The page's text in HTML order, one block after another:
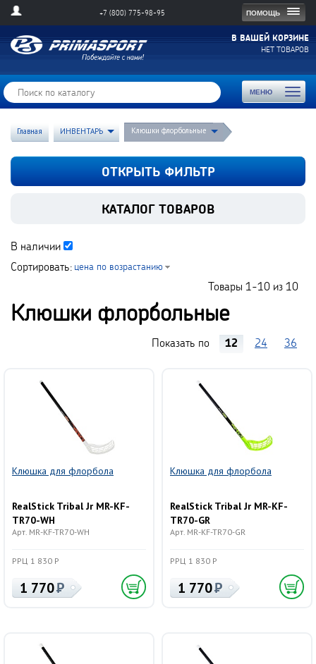
ПОМОЩЬ
+7 (800) 775-98-95
В ВАШЕЙ КОРЗИНЕ
НЕТ ТОВАРОВ
МЕНЮ
Toggle
Главная ИНВЕНТАРЬ Клюшки флорбольные
ОТКРЫТЬ ФИЛЬТР
КАТАЛОГ ТОВАРОВ
В наличии
Сортировать: цена по возрастанию
Товары 1-10 из 10
Клюшки флорбольные
Показать по 12 24 36
Клюшка для флорбола
RealStick Tribal Jr MR-KF-
TR70-WH
Арт. MR-KF-TR70-WH
РРЦ 1 830 Р
1 770
Клюшка для флорбола
RealStick Tribal Jr MR-KF-
TR70-GR
Арт. MR-KF-TR70-GR
РРЦ 1 830 Р
1 770